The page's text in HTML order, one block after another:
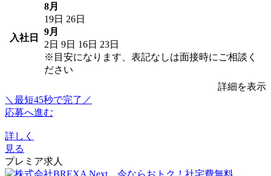
入社日
8月
19日 26日
9月
2日 9日 16日 23日
※目安になります、表記なしは面接時にご相談く
ださい
詳細を表示
＼最短45秒で完了／
応募へ進む
詳しく
見る
プレミア求人